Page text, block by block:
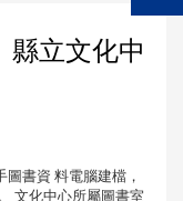
立文化中
書資 料電腦建檔，
文化中心所屬圖書室